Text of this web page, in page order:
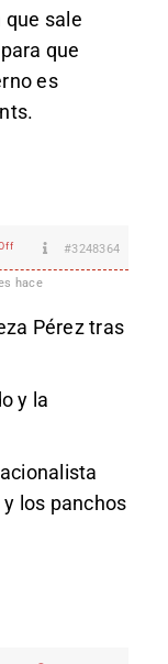
que sale
que
es
#3248364
hace
Pérez tras
y la
los panchos